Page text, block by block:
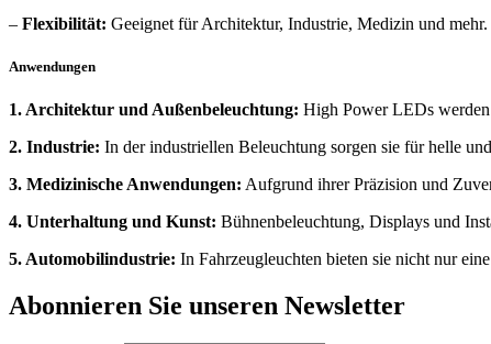
– Flexibilität: Geeignet für Architektur, Industrie, Medizin und mehr.
Anwendungen
1. Architektur und Außenbeleuchtung: High Power LEDs werden
2. Industrie: In der industriellen Beleuchtung sorgen sie für helle
3. Medizinische Anwendungen: Aufgrund ihrer Präzision und
4. Unterhaltung und Kunst: Bühnenbeleuchtung, Displays und
5. Automobilindustrie: In Fahrzeugleuchten bieten sie nicht nur
Abonnieren Sie unseren Newsletter